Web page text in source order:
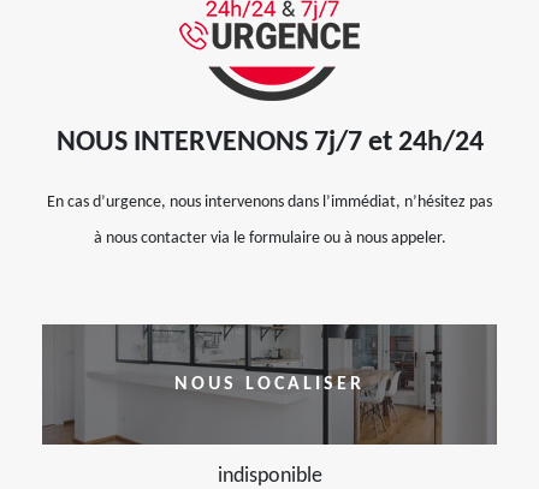
NOUS INTERVENONS 7j/7 et 24h/24
En cas d’urgence, nous intervenons dans l’immédiat, n’hésitez pas
à nous contacter via le formulaire ou à nous appeler.
NOUS LOCALISER
indisponible